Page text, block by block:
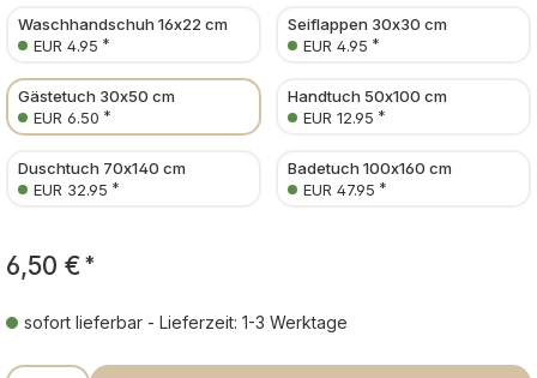
Waschhandschuh 16x22 cm
EUR 4.95 *
Seiflappen 30x30 cm
EUR 4.95 *
Gästetuch 30x50 cm
EUR 6.50 *
Handtuch 50x100 cm
EUR 12.95 *
Duschtuch 70x140 cm
EUR 32.95 *
Badetuch 100x160 cm
EUR 47.95 *
6,50 € *
sofort lieferbar - Lieferzeit: 1-3 Werktage